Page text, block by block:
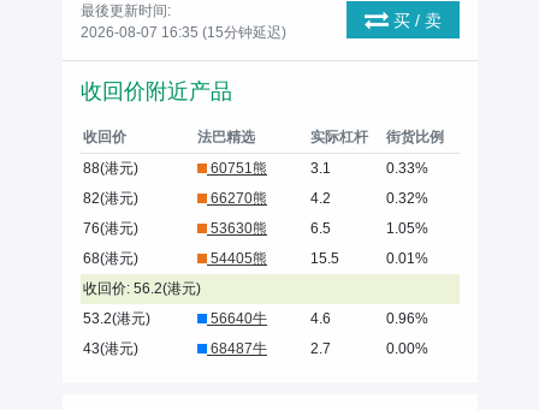
最後更新时间:
2026-08-07 16:35 (15分钟延迟)
买 / 卖
收回价附近产品
收回价 法巴精选 实际杠杆
街货比例
88(港元)
60751熊 3.1
0.33%
82(港元)
66270熊 4.2
0.32%
76(港元)
53630熊 6.5
1.05%
68(港元)
54405熊 15.5
0.01%
收回价: 56.2(港元)
53.2(港元)
56640牛 4.6
0.96%
43(港元)
68487牛 2.7 0.00%